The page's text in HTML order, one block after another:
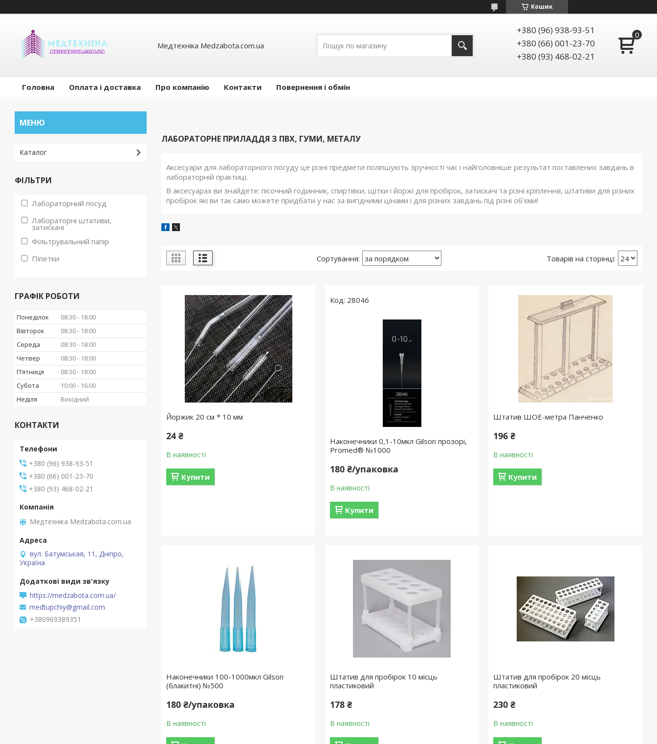
Кошик
Медтехніка Medzabota.com.ua
+380 (96) 938-93-51
+380 (66) 001-23-70
+380 (93) 468-02-21
Головна Оплата і доставка Про компанію Контакти Повернення і обмін
ЛАБОРАТОРНЕ ПРИЛАДДЯ З ПВХ, ГУМИ, МЕТАЛУ
Аксесуари для лабораторного посуду це різні предмети поліпшують зручності час і найголовніше результат поставлених завдань в
лабораторній практиці.
В аксесуарах ви знайдете: пісочний годинник, спиртівки, щітки і йоржі для пробірок, затискачі та різні кріплення, штативи для різних
пробірок які ви так само можете придбати у нас за вигідними цінами і для різних завдань під різні об'єми!
Йоржик 20 см * 10 мм
24 ₴
В наявності
Купити
28046
Наконечники 0,1-10мкл Gilson прозорі,
Promed® №1000
180 ₴/упаковка
В наявності
Купити
Штатив ШОЕ-метра Панченко
196 ₴
В наявності
Купити
Наконечники 100-1000мкл Gilson
(блакитні) №500
180 ₴/упаковка
В наявності
Штатив для пробірок 10 місць
пластиковий
178 ₴
В наявності
Штатив для пробірок 20 місць
пластиковий
230 ₴
В наявності
Каталог
ФІЛЬТРИ
Лабораторний посуд
Лабораторні штативи,
затискачі
Фільтрувальний папір
Піпетки
ГРАФІК РОБОТИ
Понеділок 08:30
18:00
Вівторок
08:30
18:00
Середа
08:30
18:00
Четвер
08:30
18:00
Пʼятниця
08:30
18:00
Субота
10:00
16:00
Неділя
Вихідний
КОНТАКТИ
+380 (96) 938-93-51
+380 (66) 001-23-70
+380 (93) 468-02-21
Медтехніка Medzabota.com.ua
вул. Батумськая, 11, Дніпро,
Україна
https://medzabota.com.ua/
medtupchiy@gmail.com
+380969389351